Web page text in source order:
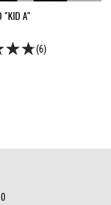
"KID A"
(6)